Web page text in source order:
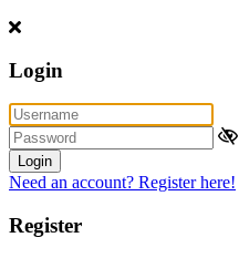
Login
Login
Need an account? Register here!
Register